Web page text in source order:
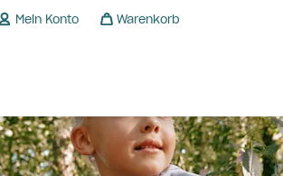
Mein Konto Warenkorb